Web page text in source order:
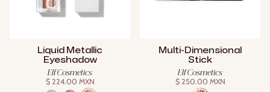
Liquid Metallic
Eyeshadow
Elf Cosmetics
$ 224.00 MXN
Multi-Dimensional
Stick
Elf Cosmetics
$ 250.00 MXN